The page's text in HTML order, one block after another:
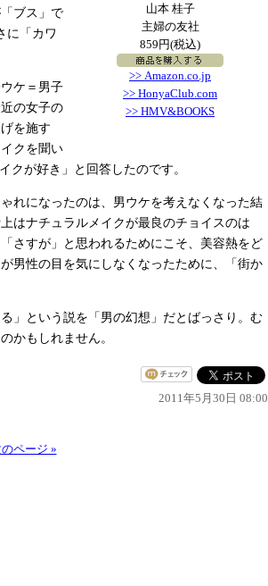
山本 桂子
主婦の友社
859円(税込)
>> Amazon.co.jp
>> HonyaClub.com
>> HMV&BOOKS
ブス」で
に「カワ
ケ＝男子
の女子の
を施す
クを聞い
クが好き」と回答したのです。
れになったのは、男ウケを考えなくなった結
はナチュラルメイクが最良のチョイスのは
さすが」と思われるためにこそ、美容熱をど
男性の目を気にしなくなったために、「街か
」という説を「男の幻想」だとばっさり。む
かもしれません。
2011年5月30日 08:00
ページ »